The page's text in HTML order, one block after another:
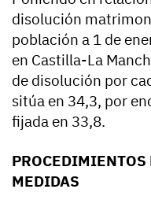
disolución
población a 1 de
en Castilla-La
de disolución por
sitúa en 34,3, por
fijada en 33,8.
MEDIDAS